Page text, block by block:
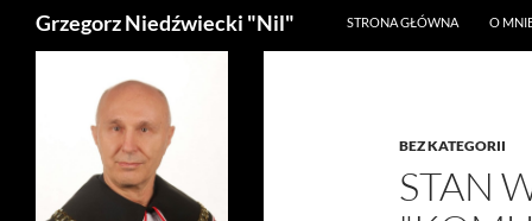
Grzegorz Niedźwiecki "Nil" STRONA GŁÓWNA O
BEZ KATEGORII
STAN